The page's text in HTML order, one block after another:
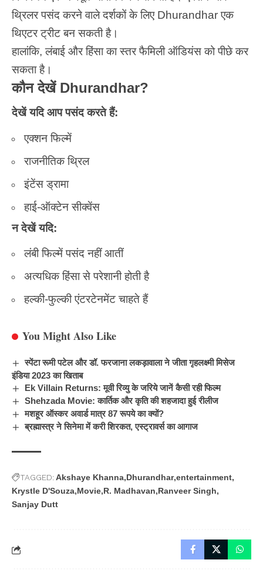
थ्रिलर पसंद करने वाले दर्शकों के लिए Dhurandharएक
थिएटर ट्रीट बन सकती है।
हालांकि, लंबाई और हिंसा का स्तर फैमिली ऑडियंस को पीछे कर
सकता है।
कौन देखें Dhurandhar?
देखें यदि आप पसंद करते हैं:
एक्शन फिल्में
राजनीतिक थ्रिल
इंटेंस ड्रामा
हाई-ऑक्टेन सीक्वेंस
न देखें यदि:
लंबी फिल्में पसंद नहीं आतीं
अत्यधिक हिंसा से परेशानी होती है
हल्की-फुल्की एंटरटेनमेंट चाहते हैं
You Might Also Like
स्पेंटा रूमी पटेल और डॉ. फरजाना लकड़ावाला ने जीता गृहलक्ष्मी मिसेज
इंडिया 2023 का खिताब
Ek Villain Returns: मूवी रिव्यु के जरिये जानें कैसी रही फिल्म
Shehzada Movie: कार्तिक और कृति की शहजादा हुई रीलीज
मशहूर ऑस्कर अवार्ड मात्र 87 रूपये का क्यों?
ब्रह्मास्त्र ने सिनेमा में करी शिरकत, एस्ट्रावर्स का आगाज
TAGGED:Akshaye Khanna Dhurandhar entertainment
Krystle D'Souza Movie R. Madhavan Ranveer Singh
Sanjay Dutt